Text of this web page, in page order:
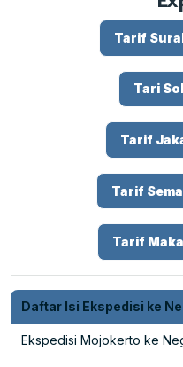
Tarif
Tari
Tarif
Tarif
Tarif
Daftar Isi Ekspedisi ke
Ekspedisi Mojokerto ke